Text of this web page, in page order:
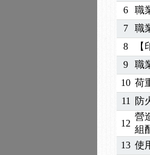
6 職
7 職
8
9 職
10 荷
11 防
12
營
組
13 使